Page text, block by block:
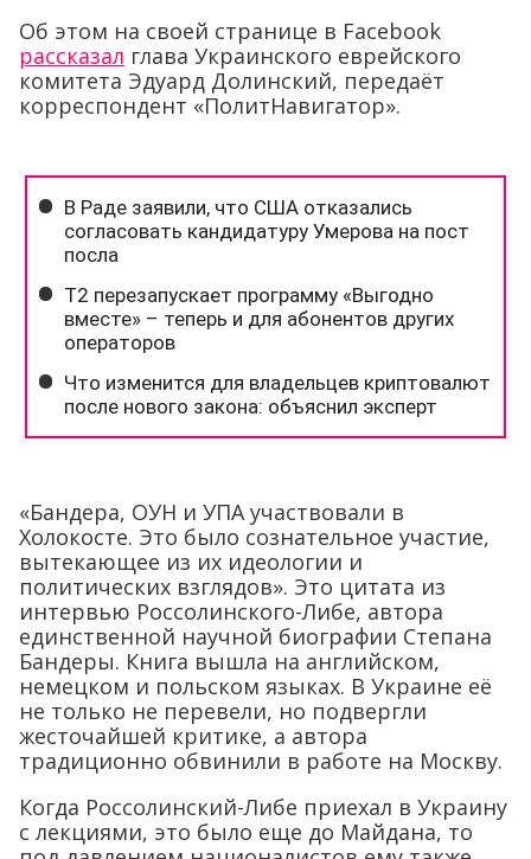
Об этом на своей странице в Facebook
рассказал глава Украинского еврейского
комитета Эдуард Долинский, передаёт
корреспондент «ПолитНавигатор».
«Бандера, ОУН и УПА участвовали в
Холокосте. Это было сознательное участие,
вытекающее из их идеологии и
политических взглядов». Это цитата из
интервью Россолинского-Либе, автора
единственной научной биографии Степана
Бандеры. Книга вышла на английском,
немецком и польском языках. В Украине её
не только не перевели, но подвергли
жесточайшей критике, а автора
традиционно обвинили в работе на Москву.
Когда Россолинский-Либе приехал в Украину
с лекциями, это было еще до Майдана, то